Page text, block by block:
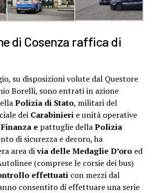
di Cosenza raffica di
su disposizioni volute dal Questore
Borelli, sono entrati in azione
Polizia di Stato, militari del
dei Carabinierie unità operative
epattuglie dellaPolizia
di sicurezza e decoro, ha
area divia delle Medaglie D’oroed
(comprese le corsie dei bus)
effettuati con mezzi dal
consentito di effettuare una serie